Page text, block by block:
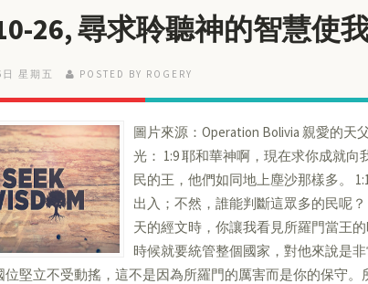
26, 尋求聆聽神的智慧使
星期五 POSTED BY ROGERY
圖片來源：Operation Bolivia 親愛的天
光： 1:9 耶和華神啊，現在求你成就
民的王，他們如同地上塵沙那樣多。
出入；不然，誰能判斷這眾多的民呢
天的經文時，你讓我看見所羅門當王
時候就要統管整個國家，對他來說是
位堅立不受動搖，這不是因為所羅門的厲害而是你的保守